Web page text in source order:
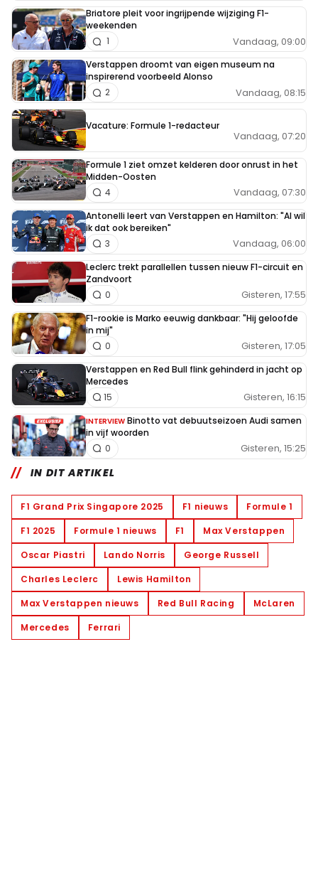
Briatore pleit voor ingrijpende wijziging F1-
weekenden
Vandaag, 09:00
1
Verstappen droomt van eigen museum na
inspirerend voorbeeld Alonso
Vandaag, 08:15
2
Vacature: Formule 1-redacteur
Vandaag, 07:20
Formule 1 ziet omzet kelderen door onrust in het
Midden-Oosten
Vandaag, 07:30
4
Antonelli leert van Verstappen en Hamilton: "Al wil
ik dat ook bereiken"
Vandaag, 06:00
3
Leclerc trekt parallellen tussen nieuw F1-circuit en
Zandvoort
Gisteren, 17:55
0
F1-rookie is Marko eeuwig dankbaar: "Hij geloofde
in mij"
Gisteren, 17:05
0
Verstappen en Red Bull flink gehinderd in jacht op
Mercedes
Gisteren, 16:15
15
INTERVIEW Binotto vat debuutseizoen Audi samen
in vijf woorden
Gisteren, 15:25
0
IN DIT ARTIKEL
F1 Grand Prix Singapore 2025 F1 nieuws
Formule 1
F1 2025
Formule 1 nieuws F1
Max Verstappen
Oscar Piastri
Lando Norris
George Russell
Charles Leclerc
Lewis Hamilton
Max Verstappen nieuws
Red Bull Racing
McLaren
Mercedes
Ferrari